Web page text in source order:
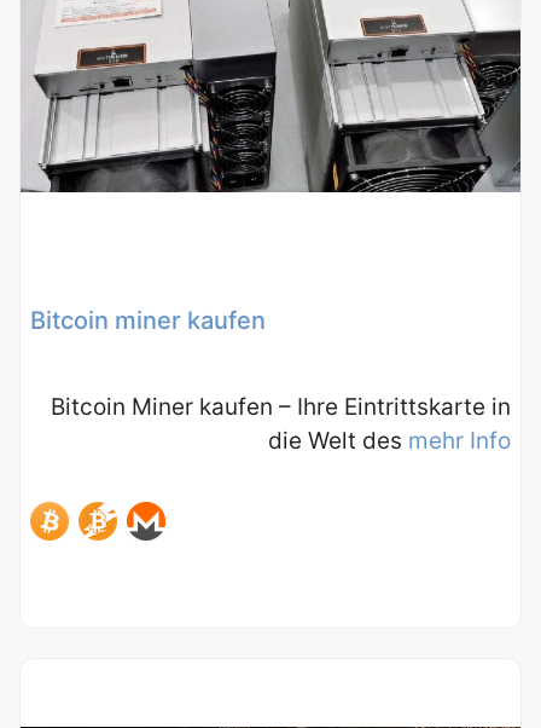
Bitcoin miner kaufen
Bitcoin Miner kaufen – Ihre Eintrittskarte in
die Welt des mehr Info